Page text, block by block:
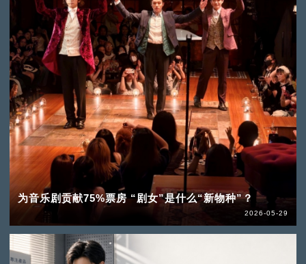
为音乐剧贡献75%票房 “剧女”是什么“新物种”？
2026-05-29